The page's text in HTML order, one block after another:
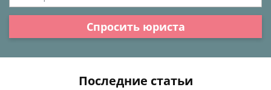
Спросить юриста
Последние статьи